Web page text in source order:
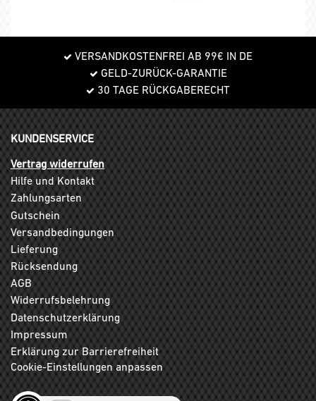
VERSANDKOSTENFREI AB 99€ IN DE
GELD-ZURÜCK-GARANTIE
30 TAGE RÜCKGABERECHT
KUNDENSERVICE
Vertrag widerrufen
Hilfe und Kontakt
Zahlungsarten
Gutschein
Versandbedingungen
Lieferung
Rücksendung
AGB
Widerrufsbelehrung
Datenschutzerklärung
Impressum
Erklärung zur Barrierefreiheit
Cookie-Einstellungen anpassen